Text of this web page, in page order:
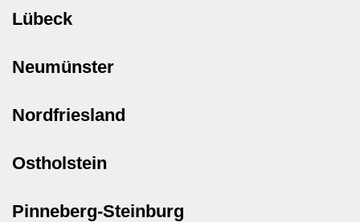
Lübeck
Neumünster
Nordfriesland
Ostholstein
Pinneberg-Steinburg